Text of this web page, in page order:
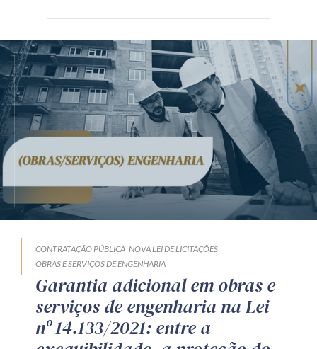
CONTRATAÇÃO PÚBLICA NOVA LEI DE LICITAÇÕES
OBRAS E SERVIÇOS DE ENGENHARIA
Garantia adicional em obras e
serviços de engenharia na Lei
nº 14.133/2021: entre a